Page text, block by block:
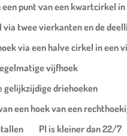
een punt van een kwartcirkel
via twee vierkanten en de
via een halve cirkel in een
vijfhoek
gelijkzijdige driehoeken
een hoek van een
PI is kleiner dan 22/7